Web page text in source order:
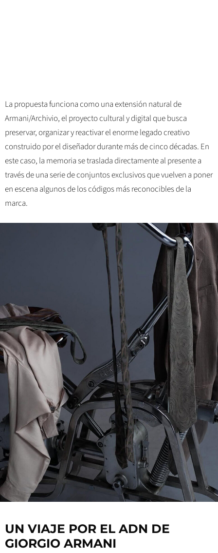
La propuesta funciona como una extensión natural de
Armani/Archivio, el proyecto cultural y digital que busca
preservar, organizar y reactivar el enorme legado creativo
construido por el diseñador durante más de cinco décadas. En
este caso, la memoria se traslada directamente al presente a
través de una serie de conjuntos exclusivos que vuelven a poner
en escena algunos de los códigos más reconocibles de la
marca.
UN VIAJE POR EL ADN DE
GIORGIO ARMANI